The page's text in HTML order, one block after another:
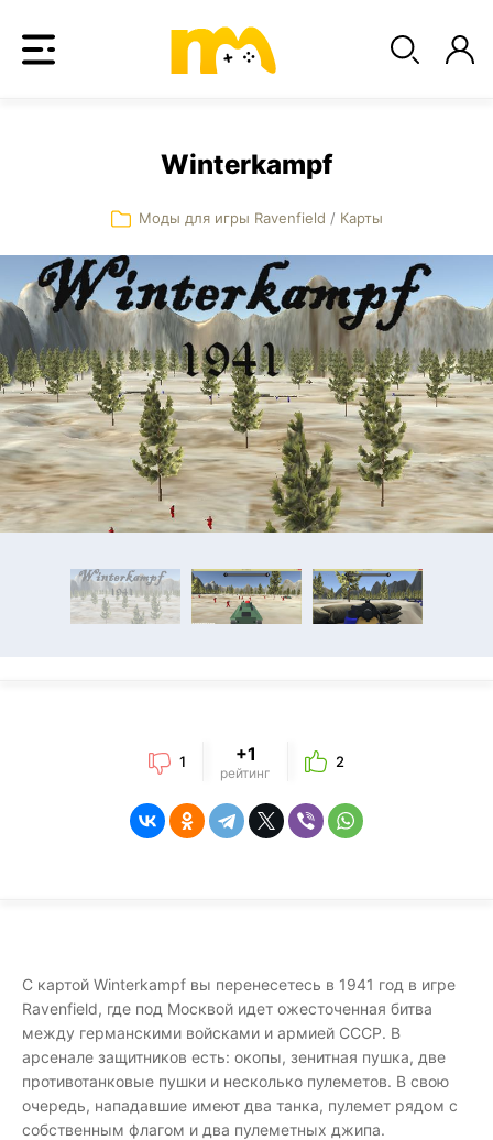
Winterkampf
Моды для игры Ravenfield / Карты
1 +1
рейтинг
2
С картой Winterkampf вы перенесетесь в 1941 год в игре
Ravenfield, где под Москвой идет ожесточенная битва
между германскими войсками и армией СССР. В
арсенале защитников есть: окопы, зенитная пушка, две
противотанковые пушки и несколько пулеметов. В свою
очередь, нападавшие имеют два танка, пулемет рядом с
собственным флагом и два пулеметных джипа.